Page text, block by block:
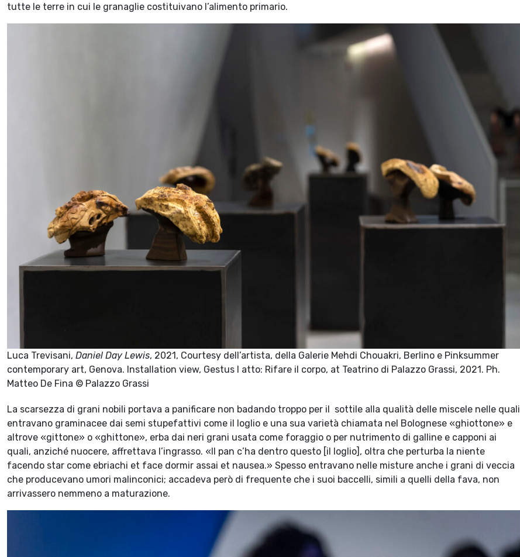
tutte le terre in cui le granaglie costituivano l’alimento primario.
Luca Trevisani, Daniel Day Lewis, 2021, Courtesy dell’artista, della Galerie Mehdi Chouakri, Berlino e Pinksummer
contemporary art, Genova. Installation view, Gestus I atto: Rifare il corpo, at Teatrino di Palazzo Grassi, 2021. Ph.
Matteo De Fina © Palazzo Grassi
La scarsezza di grani nobili portava a panificare non badando troppo per il sottile alla qualità delle miscele nelle quali
entravano graminacee dai semi stupefattivi come il loglio e una sua varietà chiamata nel Bolognese «ghiottone» e
altrove «gittone» o «ghittone», erba dai neri grani usata come foraggio o per nutrimento di galline e capponi ai
quali, anziché nuocere, affrettava l’ingrasso. «Il pan c’ha dentro questo [il loglio], oltra che perturba la niente
facendo star come ebriachi et face dormir assai et nausea.» Spesso entravano nelle misture anche i grani di veccia
che producevano umori malinconici; accadeva però di frequente che i suoi baccelli, simili a quelli della fava, non
arrivassero nemmeno a maturazione.